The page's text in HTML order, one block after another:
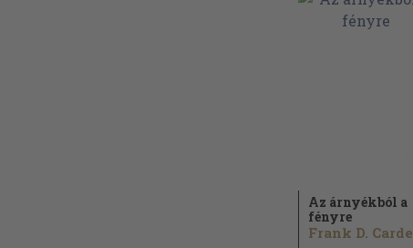
Az árnyékból a
fényre